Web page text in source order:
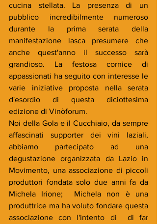
cucina stellata. La presenza di un
pubblico incredibilmente numeroso
durante la prima serata della
manifestazione lasca presumere che
grandioso. La festosa cornice di
appassionati ha seguito con interesse le
varie iniziative proposta nella serata
d'esordio di questa diciottesima
edizione di Vinòforum.
Noi della Gola e il Cucchiaio, da sempre
affascinati supporter dei vini laziali,
abbiamo partecipato ad una
degustazione organizzata da Lazio in
Movimento, una associazione di piccoli
produttori fondata solo due anni fa da
Michela Irione;  Michela non è una
produttrice ma ha voluto fondare questa
associazione con l'intento di  di far